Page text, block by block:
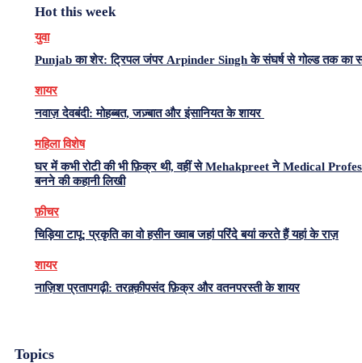
Hot this week
युवा
Punjab का शेर: ट्रिपल जंपर Arpinder Singh के संघर्ष से गोल्ड तक का
शायर
नवाज़ देवबंदी: मोहब्बत, जज़्बात और इंसानियत के शायर
महिला विशेष
घर में कभी रोटी की भी फ़िक्र थी, वहीं से Mehakpreet ने Medical
बनने की कहानी लिखी
फ़ीचर
चिड़िया टापू: प्रकृति का वो हसीन ख्वाब जहां परिंदे बयां करते हैं यहां के राज़
शायर
नाज़िश प्रतापगढ़ी: तरक़्क़ीपसंद फ़िक्र और वतनपरस्ती के शायर
Topics